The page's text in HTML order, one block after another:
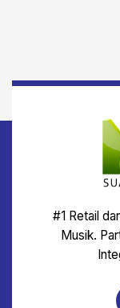
#1 Retail
Musik.